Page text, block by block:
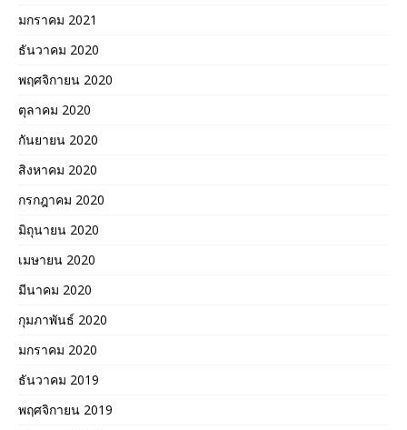
มกราคม 2021
ธันวาคม 2020
พฤศจิกายน 2020
ตุลาคม 2020
กันยายน 2020
สิงหาคม 2020
กรกฎาคม 2020
มิถุนายน 2020
เมษายน 2020
มีนาคม 2020
กุมภาพันธ์ 2020
มกราคม 2020
ธันวาคม 2019
พฤศจิกายน 2019